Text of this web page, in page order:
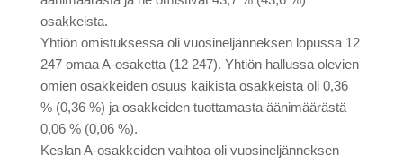
osakkeista.
Yhtiön omistuksessa oli vuosineljänneksen lopussa 12
247 omaa A-osaketta (12 247). Yhtiön hallussa olevien
omien osakkeiden osuus kaikista osakkeista oli 0,36
% (0,36 %) ja osakkeiden tuottamasta äänimäärästä
0,06 % (0,06 %).
Keslan A-osakkeiden vaihtoa oli vuosineljänneksen